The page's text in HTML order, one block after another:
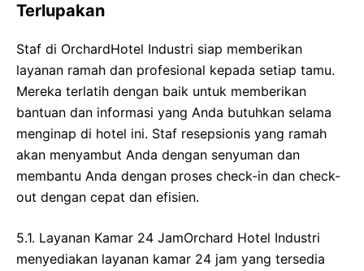
Terlupakan
Staf di OrchardHotel Industri siap memberikan
layanan ramah dan profesional kepada setiap tamu.
Mereka terlatih dengan baik untuk memberikan
bantuan dan informasi yang Anda butuhkan selama
menginap di hotel ini. Staf resepsionis yang ramah
akan menyambut Anda dengan senyuman dan
membantu Anda dengan proses check-in dan check-
out dengan cepat dan efisien.
5.1. Layanan Kamar 24 JamOrchard Hotel Industri
menyediakan layanan kamar 24 jam yang tersedia